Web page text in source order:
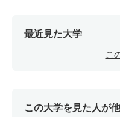
最近見た大学
こ
この大学を見た人が